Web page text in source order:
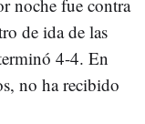
noche fue contra
de ida de las
4-4. En
no ha recibido